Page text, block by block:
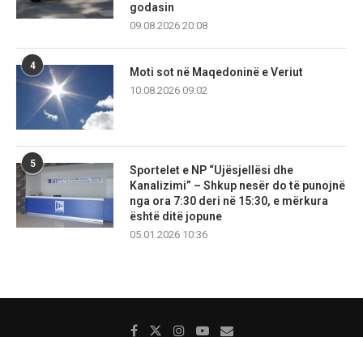
godasin
09.08.2026 20:08
4
Moti sot në Maqedoninë e Veriut
10.08.2026 09:02
5
Sportelet e NP “Ujësjellësi dhe
Kanalizimi” – Shkup nesër do të punojnë
nga ora 7:30 deri në 15:30, e mërkura
është ditë jopune
05.01.2026 10:36